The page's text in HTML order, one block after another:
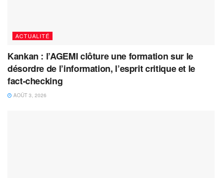
ACTUALITÉ
Kankan : l’AGEMI clôture une formation sur le
désordre de l’information, l’esprit critique et le
fact-checking
AOÛT 3, 2026